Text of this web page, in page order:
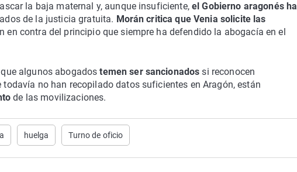
la baja maternal y, aunque insuficiente,el Gobierno aragonés ha
de la justicia gratuita. Morán critica que Venia solicite las
en contra del principio que siempre ha defendido la abogacía en el
que algunos abogadostemen ser sancionadossi reconocen
no han recopilado datos suficientes en Aragón, están
de las movilizaciones.
huelga Turno de oficio